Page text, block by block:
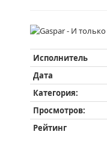
Исполнитель
Дата
Категория:
Просмотров:
Рейтинг